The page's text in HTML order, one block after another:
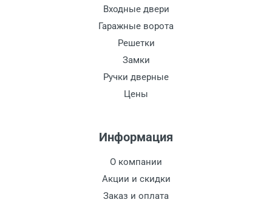
Входные двери
Гаражные ворота
Решетки
Замки
Ручки дверные
Цены
Информация
О компании
Акции и скидки
Заказ и оплата